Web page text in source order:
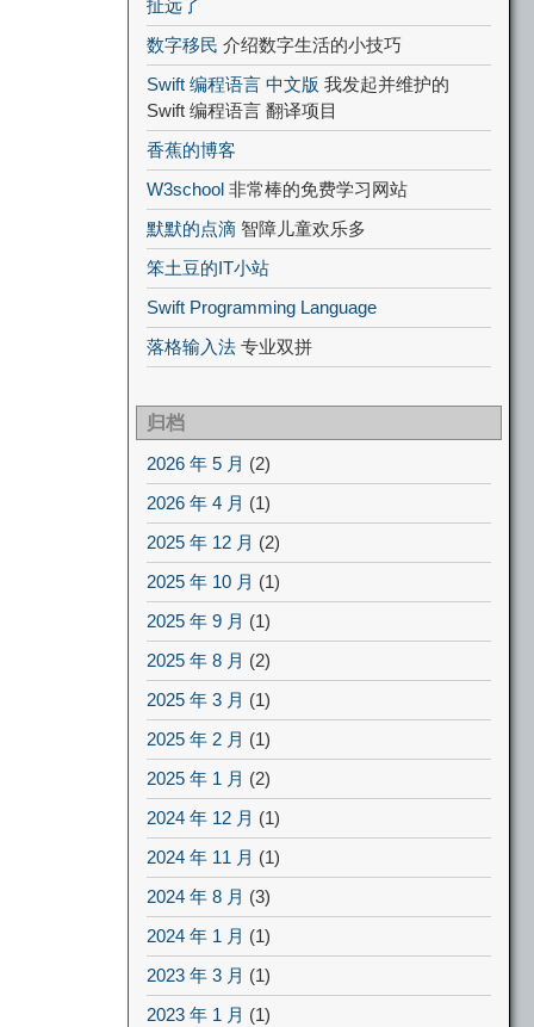
扯远了
数字移民 介绍数字生活的小技巧
Swift 编程语言 中文版 我发起并维护的
Swift 编程语言 翻译项目
香蕉的博客
W3school 非常棒的免费学习网站
默默的点滴 智障儿童欢乐多
笨土豆的IT小站
Swift Programming Language
落格输入法 专业双拼
归档
2026 年 5 月 (2)
2026 年 4 月 (1)
2025 年 12 月 (2)
2025 年 10 月 (1)
2025 年 9 月 (1)
2025 年 8 月 (2)
2025 年 3 月 (1)
2025 年 2 月 (1)
2025 年 1 月 (2)
2024 年 12 月 (1)
2024 年 11 月 (1)
2024 年 8 月 (3)
2024 年 1 月 (1)
2023 年 3 月 (1)
2023 年 1 月 (1)